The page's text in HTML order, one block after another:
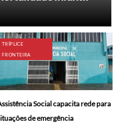
TRÍPLICE
FRONTEIRA
Social capacita rede para
de emergência